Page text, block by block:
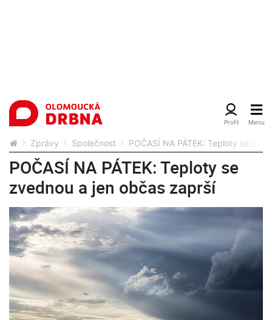
Zprávy Společnost POČASÍ NA PÁTEK: Teploty se
POČASÍ NA PÁTEK: Teploty se
zvednou a jen občas zaprší